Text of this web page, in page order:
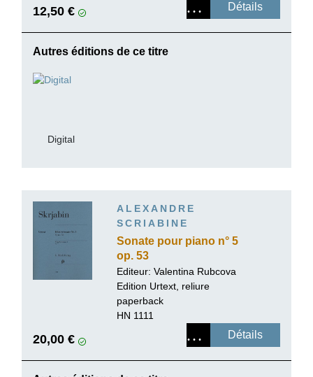
12,50 € Détails
Autres éditions de ce titre
Digital
ALEXANDRE
SCRIABINE
Sonate pour piano n° 5
op. 53
Editeur: Valentina Rubcova
Edition Urtext, reliure
paperback
HN 1111
20,00 € Détails